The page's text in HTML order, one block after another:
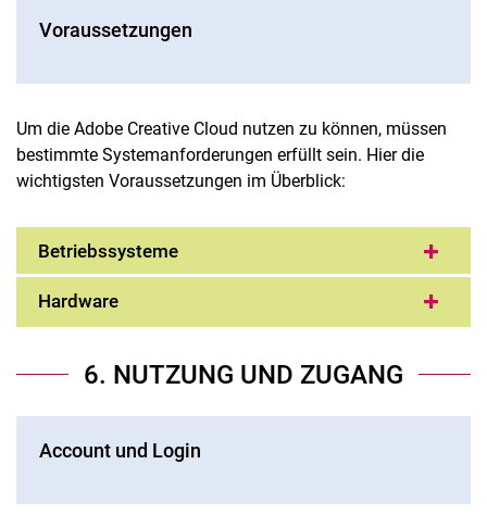
Voraussetzungen
Um die Adobe Creative Cloud nutzen zu können, müssen
bestimmte Systemanforderungen erfüllt sein. Hier die
wichtigsten Voraussetzungen im Überblick:
Betriebssysteme
Hardware
6. NUTZUNG UND ZUGANG
Account und Login